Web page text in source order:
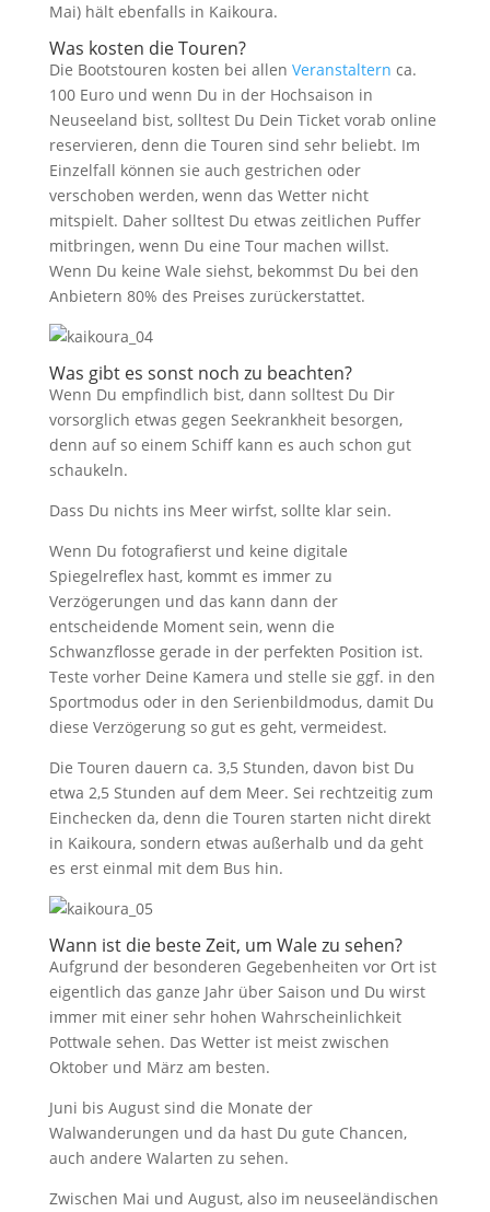
Mai) hält ebenfalls in Kaikoura.
Was kosten die Touren?
Die Bootstouren kosten bei allen Veranstaltern ca.
100 Euro und wenn Du in der Hochsaison in
Neuseeland bist, solltest Du Dein Ticket vorab online
reservieren, denn die Touren sind sehr beliebt. Im
Einzelfall können sie auch gestrichen oder
verschoben werden, wenn das Wetter nicht
mitspielt. Daher solltest Du etwas zeitlichen Puffer
mitbringen, wenn Du eine Tour machen willst.
Wenn Du keine Wale siehst, bekommst Du bei den
Anbietern 80% des Preises zurückerstattet.
Was gibt es sonst noch zu beachten?
Wenn Du empfindlich bist, dann solltest Du Dir
vorsorglich etwas gegen Seekrankheit besorgen,
denn auf so einem Schiff kann es auch schon gut
schaukeln.
Dass Du nichts ins Meer wirfst, sollte klar sein.
Wenn Du fotografierst und keine digitale
Spiegelreflex hast, kommt es immer zu
Verzögerungen und das kann dann der
entscheidende Moment sein, wenn die
Schwanzflosse gerade in der perfekten Position ist.
Teste vorher Deine Kamera und stelle sie ggf. in den
Sportmodus oder in den Serienbildmodus, damit Du
diese Verzögerung so gut es geht, vermeidest.
Die Touren dauern ca. 3,5 Stunden, davon bist Du
etwa 2,5 Stunden auf dem Meer. Sei rechtzeitig zum
Einchecken da, denn die Touren starten nicht direkt
in Kaikoura, sondern etwas außerhalb und da geht
es erst einmal mit dem Bus hin.
Wann ist die beste Zeit, um Wale zu sehen?
Aufgrund der besonderen Gegebenheiten vor Ort ist
eigentlich das ganze Jahr über Saison und Du wirst
immer mit einer sehr hohen Wahrscheinlichkeit
Pottwale sehen. Das Wetter ist meist zwischen
Oktober und März am besten.
Juni bis August sind die Monate der
Walwanderungen und da hast Du gute Chancen,
auch andere Walarten zu sehen.
Zwischen Mai und August, also im neuseeländischen